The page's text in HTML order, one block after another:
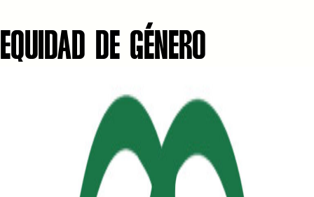
EQUIDAD DE GÉNERO